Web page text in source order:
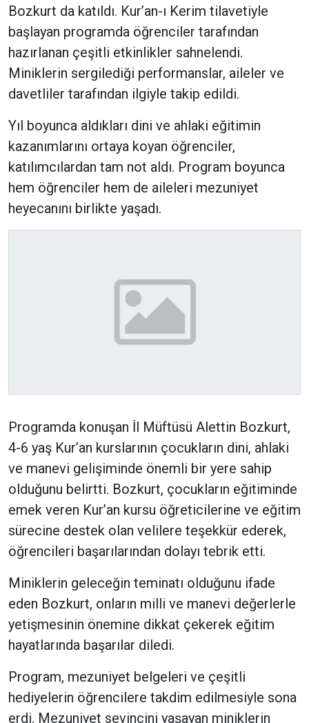
Bozkurt da katıldı. Kur’an-ı Kerim tilavetiyle
başlayan programda öğrenciler tarafından
hazırlanan çeşitli etkinlikler sahnelendi.
Miniklerin sergilediği performanslar, aileler ve
davetliler tarafından ilgiyle takip edildi.
Yıl boyunca aldıkları dini ve ahlaki eğitimin
kazanımlarını ortaya koyan öğrenciler,
katılımcılardan tam not aldı. Program boyunca
hem öğrenciler hem de aileleri mezuniyet
heyecanını birlikte yaşadı.
Programda konuşan İl Müftüsü Alettin Bozkurt,
4-6 yaş Kur’an kurslarının çocukların dini, ahlaki
ve manevi gelişiminde önemli bir yere sahip
olduğunu belirtti. Bozkurt, çocukların eğitiminde
emek veren Kur’an kursu öğreticilerine ve eğitim
sürecine destek olan velilere teşekkür ederek,
öğrencileri başarılarından dolayı tebrik etti.
Miniklerin geleceğin teminatı olduğunu ifade
eden Bozkurt, onların milli ve manevi değerlerle
yetişmesinin önemine dikkat çekerek eğitim
hayatlarında başarılar diledi.
Program, mezuniyet belgeleri ve çeşitli
hediyelerin öğrencilere takdim edilmesiyle sona
erdi. Mezuniyet sevincini yaşayan miniklerin